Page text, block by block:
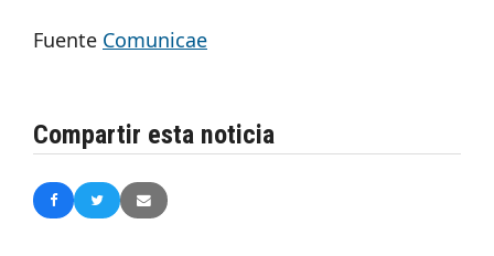
Fuente Comunicae
Compartir esta noticia